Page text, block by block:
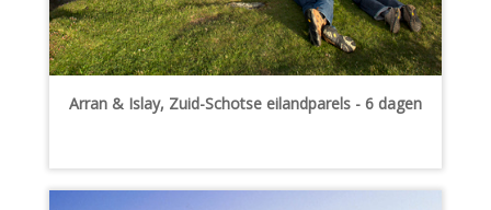
Arran & Islay, Zuid-Schotse eilandparels - 6 dagen